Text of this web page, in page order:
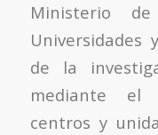
Ministerio
Universidades
de la
mediante el
centros y